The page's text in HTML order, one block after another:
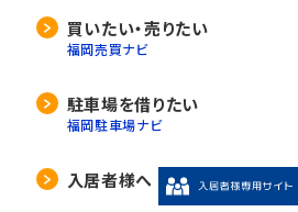
買いたい・売りたい
福岡売買ナビ
駐車場を借りたい
福岡駐車場ナビ
入居者様へ